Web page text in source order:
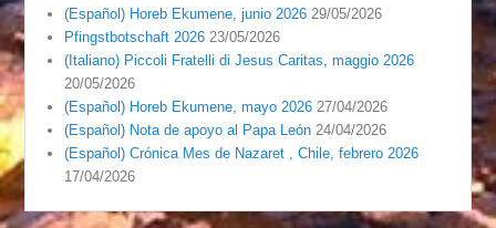
(Español) Horeb Ekumene, junio 2026 29/05/2026
Pfingstbotschaft 2026 23/05/2026
(Italiano) Piccoli Fratelli di Jesus Caritas, maggio 2026
20/05/2026
(Español) Horeb Ekumene, mayo 2026 27/04/2026
(Español) Nota de apoyo al Papa León 24/04/2026
(Español) Crónica Mes de Nazaret , Chile, febrero 2026
17/04/2026